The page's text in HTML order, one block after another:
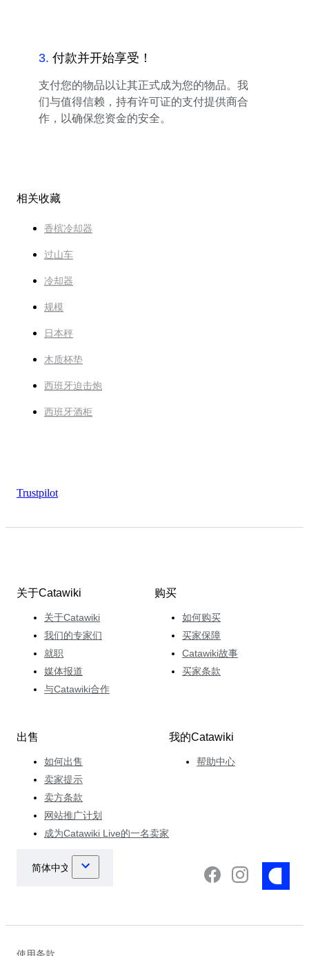
3. 付款并开始享受！
支付您的物品以让其正式成为您的物品。我
们与值得信赖，持有许可证的支付提供商合
作，以确保您资金的安全。
相关收藏
香槟冷却器
过山车
冷却器
规模
日本秤
木质杯垫
西班牙迫击炮
西班牙酒柜
Trustpilot
关于Catawiki
关于Catawiki
我们的专家们
就职
媒体报道
与Catawiki合作
购买
如何购买
买家保障
Catawiki故事
买家条款
出售
如何出售
卖家提示
卖方条款
网站推广计划
成为Catawiki Live的一名卖家
我的Catawiki
帮助中心